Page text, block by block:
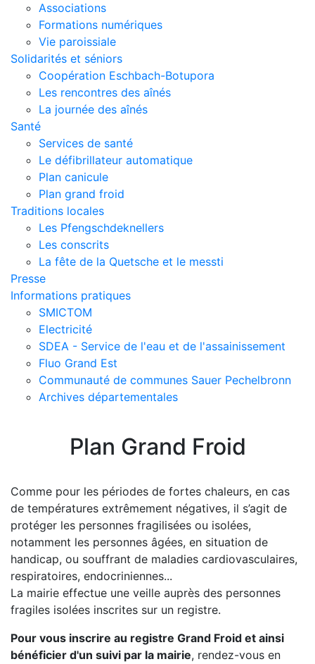
Associations
Formations numériques
Vie paroissiale
Solidarités et séniors
Coopération Eschbach-Botupora
Les rencontres des aînés
La journée des aînés
Santé
Services de santé
Le défibrillateur automatique
Plan canicule
Plan grand froid
Traditions locales
Les Pfengschdeknellers
Les conscrits
La fête de la Quetsche et le messti
Presse
Informations pratiques
SMICTOM
Electricité
SDEA - Service de l'eau et de l'assainissement
Fluo Grand Est
Communauté de communes Sauer Pechelbronn
Archives départementales
Plan Grand Froid
Comme pour les périodes de fortes chaleurs, en cas
de températures extrêmement négatives, il s’agit de
protéger les personnes fragilisées ou isolées,
notamment les personnes âgées, en situation de
handicap, ou souffrant de maladies cardiovasculaires,
respiratoires, endocriniennes...
La mairie effectue une veille auprès des personnes
fragiles isolées inscrites sur un registre.
Pour vous inscrire au registre Grand Froid et ainsi
bénéficier d'un suivi par la mairie, rendez-vous en